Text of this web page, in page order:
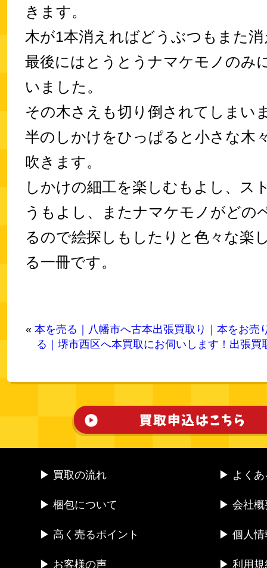
きます。
木が1本消えればどうぶつもまた
最後にはとうとうナマケモノのみ
いました。
その木さえも切り倒されてしまい
半のしかけをひっぱると小さな木
吹きます。
しかけの細工を楽しむもよし、ス
うもよし、またナマケモノがどの
るので絵探しもしたりと色々な楽
る一冊です。
« 本を売る｜八幡市へ古本出張買取り｜本をお売
る｜堺市西区へ本買取にお伺いします！出張買
▶ 買取の流れ
▶ 梱包について
▶ 高く売るポイント
▶ お客様の声
▶ よくあ
▶ 会社概
▶ 個人情
▶ 利用規